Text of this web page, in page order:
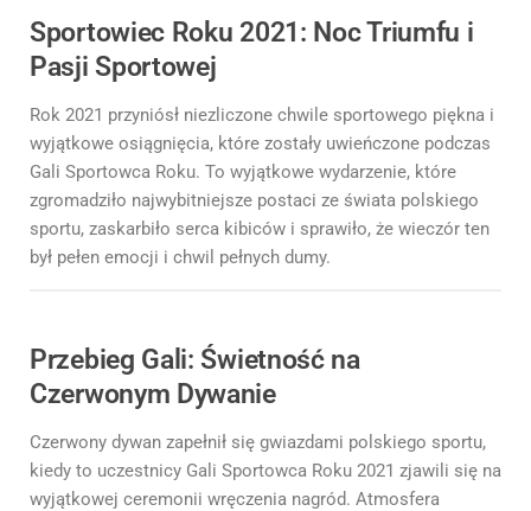
Sportowiec Roku 2021: Noc Triumfu i
Pasji Sportowej
Rok 2021 przyniósł niezliczone chwile sportowego piękna i
wyjątkowe osiągnięcia, które zostały uwieńczone podczas
Gali Sportowca Roku. To wyjątkowe wydarzenie, które
zgromadziło najwybitniejsze postaci ze świata polskiego
sportu, zaskarbiło serca kibiców i sprawiło, że wieczór ten
był pełen emocji i chwil pełnych dumy.
Przebieg Gali: Świetność na
Czerwonym Dywanie
Czerwony dywan zapełnił się gwiazdami polskiego sportu,
kiedy to uczestnicy Gali Sportowca Roku 2021 zjawili się na
wyjątkowej ceremonii wręczenia nagród. Atmosfera